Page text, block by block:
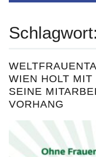
Schlagwort:
WIEN HOLT MIT
SEINE
VORHANG